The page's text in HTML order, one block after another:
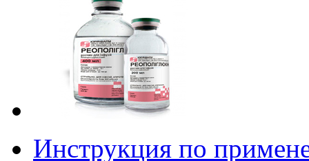
Инструкция по